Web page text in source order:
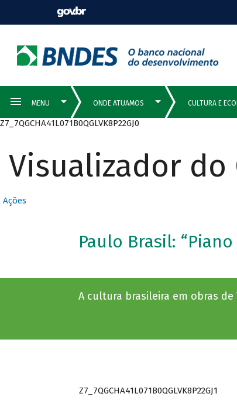
Z7_7QGCHA41L071B0QGLVK8P22GJ0
Visualizador do
Ações
Paulo Brasil:
A cultura brasileira em obras
Z7_7QGCHA41L071B0QGLVK8P22GJ1